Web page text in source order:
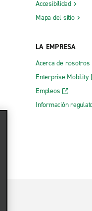
Accesibilidad
Mapa del sitio
LA EMPRESA
Acerca de nosotros
Enterprise Mobility
Empleos
Información